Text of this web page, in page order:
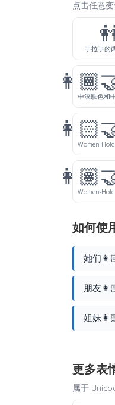
点击任意
手拉手的
如何使
她们
朋友
姐妹
更多表
属于